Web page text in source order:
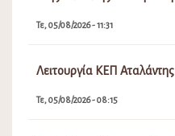
Τε, 05/08/2026 - 11:31
Λειτουργία ΚΕΠ Αταλάντης
Τε, 05/08/2026 - 08:15